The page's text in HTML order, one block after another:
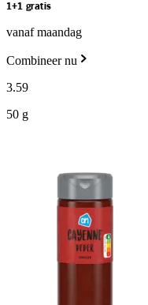
1+1 gratis
vanaf maandag
Combineer nu
3.59
50 g